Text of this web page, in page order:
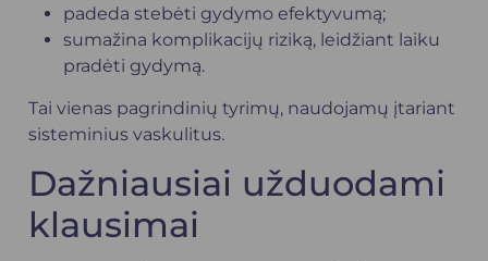
padeda stebėti gydymo efektyvumą;
sumažina komplikacijų riziką, leidžiant laiku
pradėti gydymą.
Tai vienas pagrindinių tyrimų, naudojamų įtariant
sisteminius vaskulitus.
Dažniausiai užduodami
klausimai